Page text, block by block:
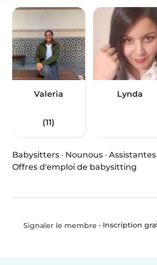
Valeria
(11)
Lynda
Babysitters · Nounous ·
Offres d'emploi de babysitting
Signaler le membre • Inscription